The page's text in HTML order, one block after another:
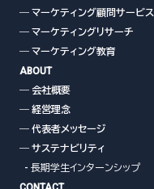
― マーケティング顧問サービス
― マーケティングリサーチ
― マーケティング教育
ABOUT
― 会社概要
― 経営理念
― 代表者メッセージ
― サステナビリティ
- 長期学生インターンシップ